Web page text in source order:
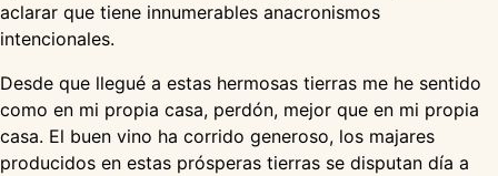
aclarar que tiene innumerables anacronismos
intencionales.
Desde que llegué a estas hermosas tierras me he sentido
como en mi propia casa, perdón, mejor que en mi propia
casa. El buen vino ha corrido generoso, los majares
producidos en estas prósperas tierras se disputan día a